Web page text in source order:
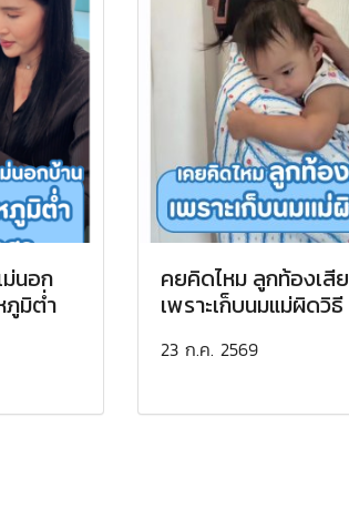
นอก
มิต่ำ
คยคิดไหม ลูกท้องเสีย
เพราะเก็บนมแม่ผิดวิธี
23 ก.ค. 2569